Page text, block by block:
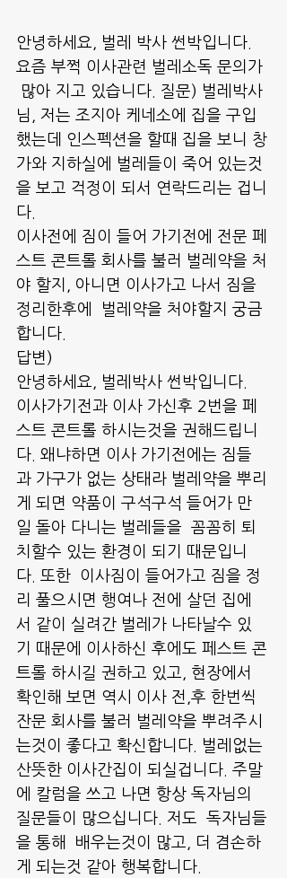
안녕하세요, 벌레 박사 썬박입니다.
요즘 부쩍 이사관련 벌레소독 문의가
많아 지고 있습니다. 질문) 벌레박사
님, 저는 조지아 케네소에 집을 구입
했는데 인스펙션을 할때 집을 보니 창
가와 지하실에 벌레들이 죽어 있는것
을 보고 걱정이 되서 연락드리는 겁니
다.
이사전에 짐이 들어 가기전에 전문 페
스트 콘트롤 회사를 불러 벌레약을 처
야 할지, 아니면 이사가고 나서 짐을
정리한후에  벌레약을 처야할지 궁금
합니다.
답변)
안녕하세요, 벌레박사 썬박입니다.
이사가기전과 이사 가신후 2번을 페
스트 콘트롤 하시는것을 권해드립니
다. 왜냐하면 이사 가기전에는 짐들
과 가구가 없는 상태라 벌레약을 뿌리
게 되면 약품이 구석구석 들어가 만
일 돌아 다니는 벌레들을  꼼꼼히 퇴
치할수 있는 환경이 되기 때문입니
다. 또한  이사짐이 들어가고 짐을 정
리 풀으시면 행여나 전에 살던 집에
서 같이 실려간 벌레가 나타날수 있
기 때문에 이사하신 후에도 페스트 콘
트롤 하시길 권하고 있고, 현장에서
확인해 보면 역시 이사 전,후 한번씩
잔문 회사를 불러 벌레약을 뿌려주시
는것이 좋다고 확신합니다. 벌레없는
산뜻한 이사간집이 되실겁니다. 주말
에 칼럼을 쓰고 나면 항상 독자님의
질문들이 많으십니다. 저도  독자님들
을 통해  배우는것이 많고, 더 겸손하
게 되는것 같아 행복합니다.